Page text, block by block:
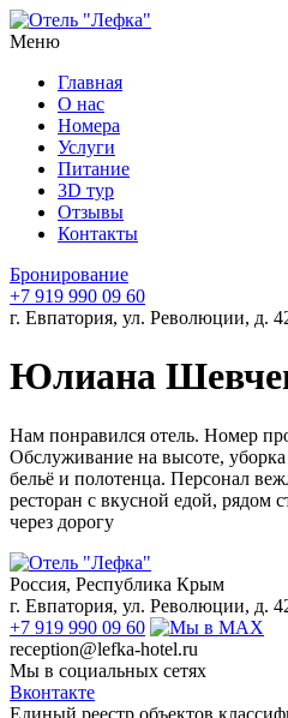
Меню
Главная
О нас
Номера
Услуги
Питание
3D тур
Отзывы
Контакты
Бронирование
+7 919 990 09 60
г. Евпатория, ул. Революции, д.
Юлиана
Нам понравился отель. Номер
Обслуживание на высоте,
бельё и полотенца. Персонал
ресторан с вкусной едой, рядом
через дорогу
Россия, Республика Крым
г. Евпатория, ул. Революции, д.
+7 919 990 09 60
reception@lefka-hotel.ru
Мы в социальных сетях
Вконтакте
Единый реестр объектов